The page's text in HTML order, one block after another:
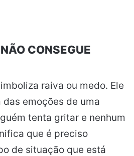
CONSEGUE
raiva ou medo. Ele
emoções de uma
tenta gritar e nenhum
que é preciso
de situação que está